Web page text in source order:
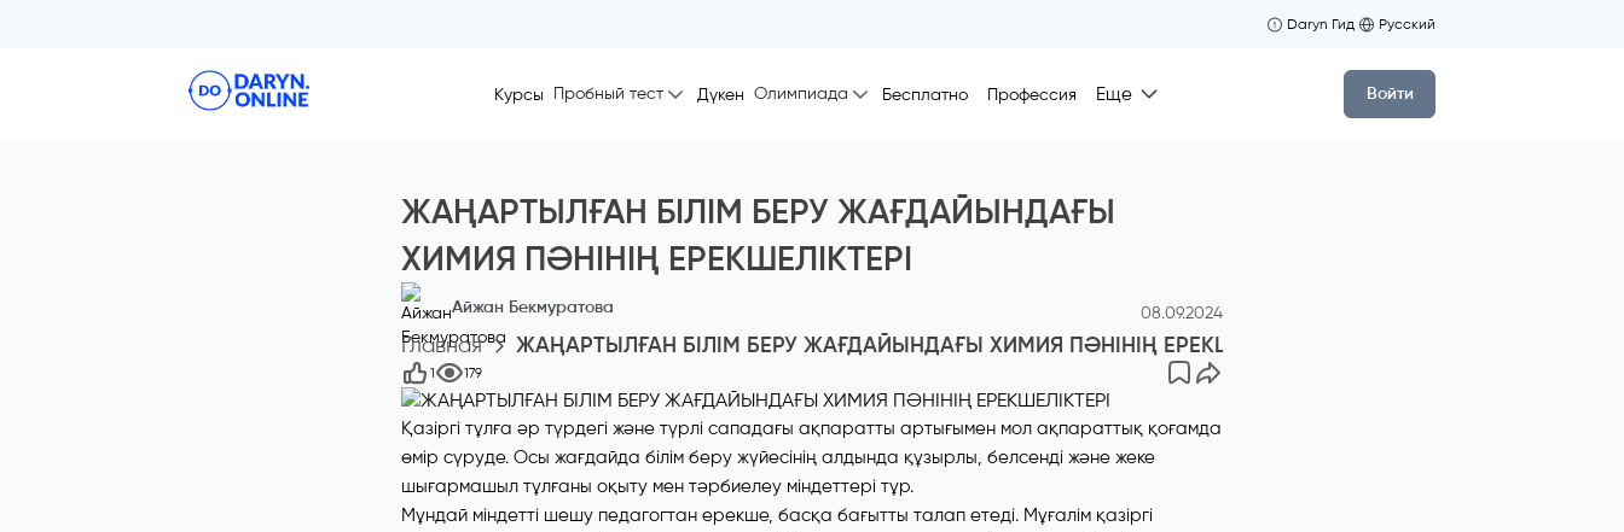
Daryn Гид Русский
Курсы Пробный тест Дүкен Олимпиада Бесплатно Профессия Еще Войти
ЖАҢАРТЫЛҒАН БІЛІМ БЕРУ ЖАҒДАЙЫНДАҒЫ
ХИМИЯ ПӘНІНІҢ ЕРЕКШЕЛІКТЕРІ
Айжан Бекмуратова 08.09.2024
Главная ЖАҢАРТЫЛҒАН БІЛІМ БЕРУ ЖАҒДАЙЫНДАҒЫ ХИМИЯ ПӘНІНІҢ ЕРЕКШЕЛІКТЕРІ
1 179
Қазіргі тұлға әр түрдегі және түрлі сападағы ақпаратты артығымен мол ақпараттық қоғамда
өмір сүруде. Осы жағдайда білім беру жүйесінің алдында құзырлы, белсенді және жеке
шығармашыл тұлғаны оқыту мен тәрбиелеу міндеттері тұр.
Мұндай міндетті шешу педагогтан ерекше, басқа бағытты талап етеді. Мұғалім қазіргі